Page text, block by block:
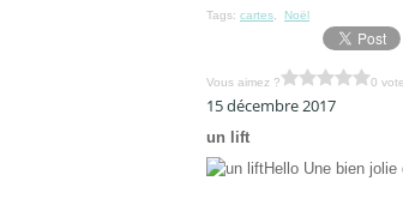
Tags: cartes Noël
Vous aimez ? 0 vote
15 décembre 2017
un lift
Hello Une bien